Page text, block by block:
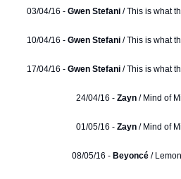
03/04/16 - Gwen Stefani / This is what
10/04/16 - Gwen Stefani / This is what
17/04/16 - Gwen Stefani / This is what
24/04/16 - Zayn / Mind of
01/05/16 - Zayn / Mind of
08/05/16 - Beyoncé /